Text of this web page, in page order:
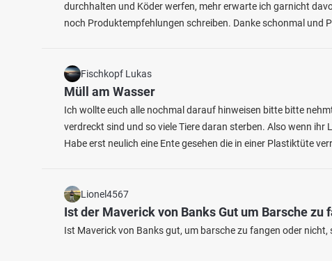
durchhalten und Köder werfen, mehr erwarte ich garnicht
noch Produktempfehlungen schreiben. Danke schonmal und
Fischkopf Lukas
Müll am Wasser
Ich wollte euch alle nochmal darauf hinweisen bitte bitte
verdreckt sind und so viele Tiere daran sterben. Also wenn
Habe erst neulich eine Ente gesehen die in einer Plastiktüte
Lionel4567
Ist der Maverick von Banks Gut um Barsche zu
Ist Maverick von Banks gut, um barsche zu fangen oder nicht,